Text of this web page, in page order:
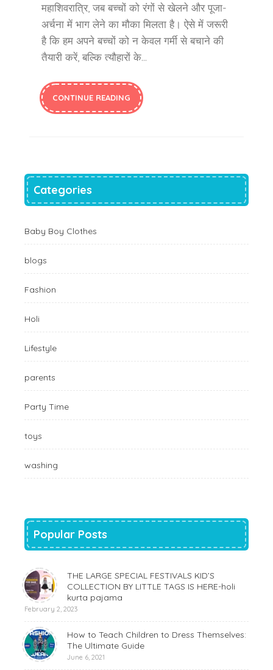
महाशिवरात्रि, जब बच्चों को रंगों से खेलने और पूजा-
अर्चना में भाग लेने का मौका मिलता है। ऐसे में जरूरी
है कि हम अपने बच्चों को न केवल गर्मी से बचाने की
तैयारी करें, बल्कि त्यौहारों के…
CONTINUE READING
Categories
Baby Boy Clothes
blogs
Fashion
Holi
Lifestyle
parents
Party Time
toys
washing
Popular Posts
THE LARGE SPECIAL FESTIVALS KID’S
COLLECTION BY LITTLE TAGS IS HERE-holi
kurta pajama
February 2, 2023
How to Teach Children to Dress Themselves:
The Ultimate Guide
June 6, 2021